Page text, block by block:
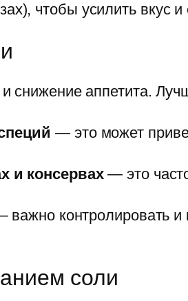
чтобы усилить вкус и
снижение аппетита.
— это может
и консервах— это
контролировать и
соли